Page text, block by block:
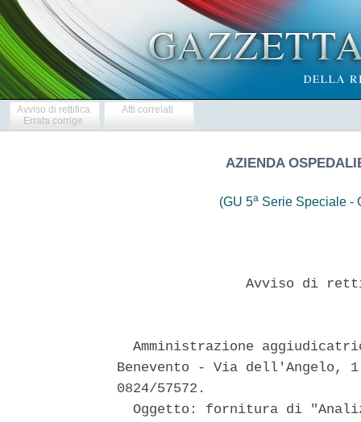
Avviso di rettifica
Errata corrige
Atti correlati
AZIENDA
(GU 5a Serie Speciale -
Avviso di
Amministrazione
Benevento - Via dell'Angelo, 1
0824/57572.
Oggetto: fornitura di